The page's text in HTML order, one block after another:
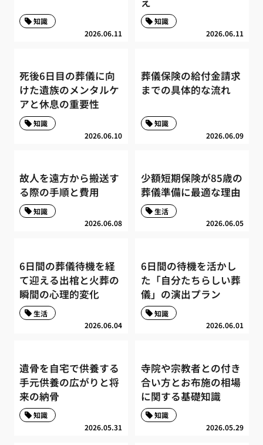
2026.06.11
知識
2026.06.11
知識
死後6日目の葬儀に向
けた遺族のメンタルケ
アと休息の重要性
2026.06.10
知識
葬儀保険の給付金請求
までの具体的な流れ
2026.06.09
知識
故人を遠方から搬送す
る際の手順と費用
2026.06.08
知識
少額短期保険が85歳の
葬儀準備に最適な理由
2026.06.05
生活
6日間の葬儀待機を経
て迎える出棺と火葬の
瞬間の心理的変化
2026.06.04
生活
6日間の待機を活かし
た「自分たちらしい葬
儀」の演出プラン
2026.06.01
知識
遺骨を自宅で供養する
手元供養の広がりと将
来の納骨
2026.05.31
知識
寺院や宗教者との付き
合い方とお布施の相場
に関する基礎知識
2026.05.29
知識